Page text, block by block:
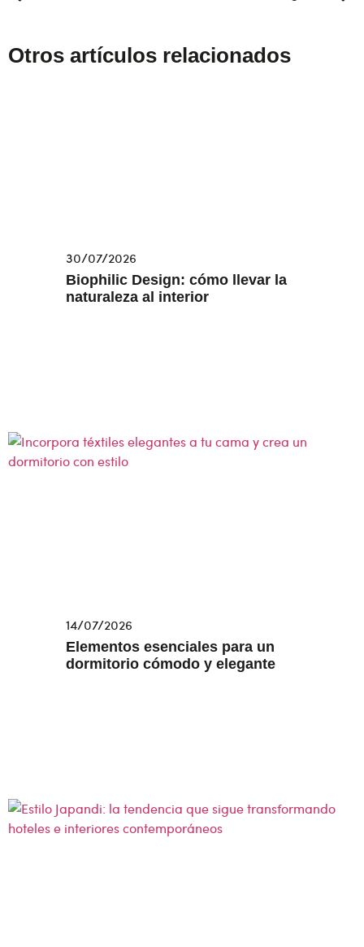
Otros artículos relacionados
Biophilic Design: cómo llevar la
naturaleza al interior
30/07/2026
Elementos esenciales para un
dormitorio cómodo y elegante
14/07/2026